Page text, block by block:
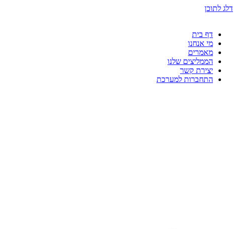
דלג לתוכן
דף בית
מי אנחנו
מאמרים
הממליצים שלנו
יצירת קשר
התחברות למערכת